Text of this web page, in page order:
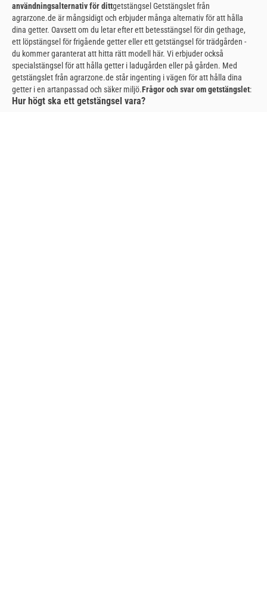
användningsalternativ för dittgetstängsel Getstängslet från
agrarzone.de är mångsidigt och erbjuder många alternativ för att hålla
dina getter. Oavsett om du letar efter ett betesstängsel för din gethage,
ett löpstängsel för frigående getter eller ett getstängsel för trädgården -
du kommer garanterat att hitta rätt modell här. Vi erbjuder också
specialstängsel för att hålla getter i ladugården eller på gården. Med
getstängslet från agrarzone.de står ingenting i vägen för att hålla dina
getter i en artanpassad och säker miljö.Frågor och svar om getstängslet:
Hur högt ska ett getstängsel vara?